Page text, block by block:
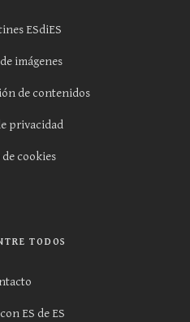
ESdiES
imágenes
de contenidos
privacidad
cookies
TODOS
ES de ES